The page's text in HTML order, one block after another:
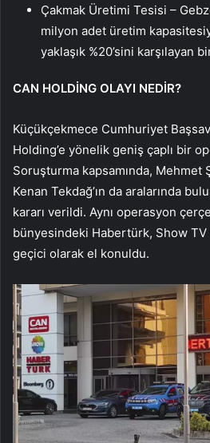
Çakmak Üretimi Tesisi –
milyon adet üretim
yaklaşık %20’sini karşılayan
CAN HOLDİNG OLAYI NEDİR?
Küçükçekmece Cumhuriyet
Holding’e yönelik geniş çaplı bir
Soruşturma kapsamında, Mehmet
Kenan Tekdağ’ın da aralarında
kararı verildi. Aynı operasyon
bünyesindeki Habertürk, Show
geçici olarak el konuldu.